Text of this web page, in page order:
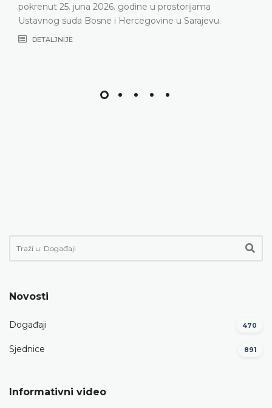
pokrenut 25. juna 2026. godine u prostorijama
Ustavnog suda Bosne i Hercegovine u Sarajevu.
DETALJNIJE
Novosti
Događaji 470
Sjednice 891
Informativni video